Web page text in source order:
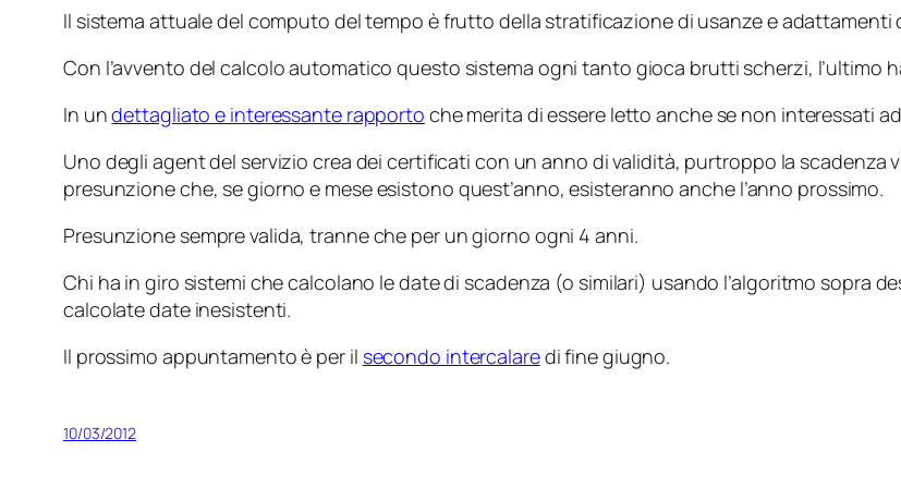
Il sistema attuale del computo del tempo è frutto della stratificazione di usanze e
Con l’avvento del calcolo automatico questo sistema ogni tanto gioca brutti scherzi, l’ultimo
In undettagliato e interessante rapporto che merita di essere letto anche se non interessati
Uno degli agent del servizio crea dei certificati con un anno di validità, purtroppo la scadenza
presunzione che, se giorno e mese esistono quest’anno, esisteranno anche l’anno prossimo.
Presunzione sempre valida, tranne che per un giorno ogni 4 anni.
Chi ha in giro sistemi che calcolano le date di scadenza (o similari) usando l’algoritmo sopra
calcolate date inesistenti.
Il prossimo appuntamento è per il secondo intercalaredi fine giugno.
10/03/2012